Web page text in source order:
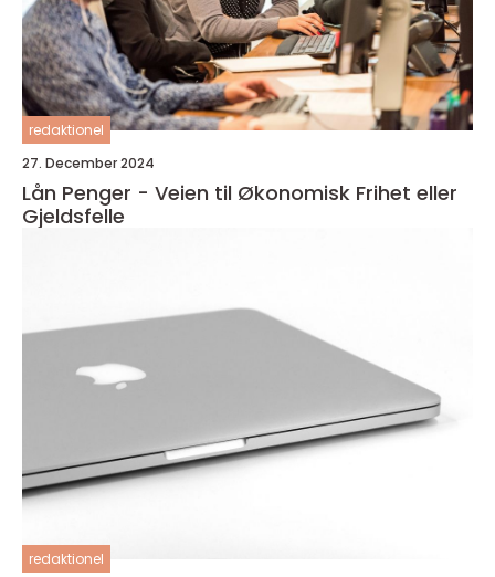
redaktionel
27. December 2024
Lån Penger - Veien til Økonomisk Frihet eller
Gjeldsfelle
redaktionel